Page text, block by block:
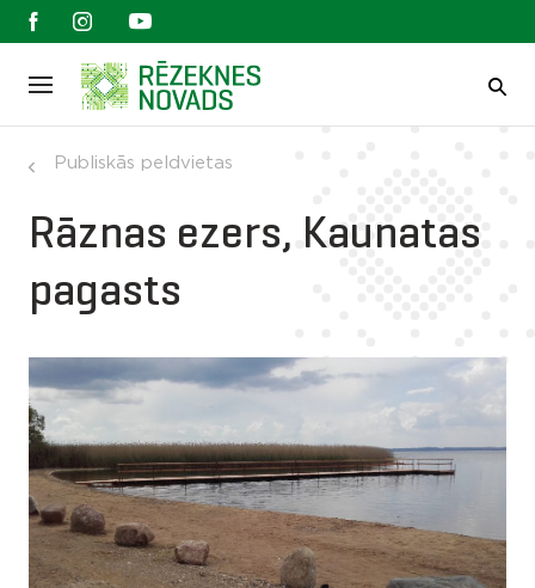
Publiskās peldvietas
Rāznas ezers, Kaunatas
pagasts